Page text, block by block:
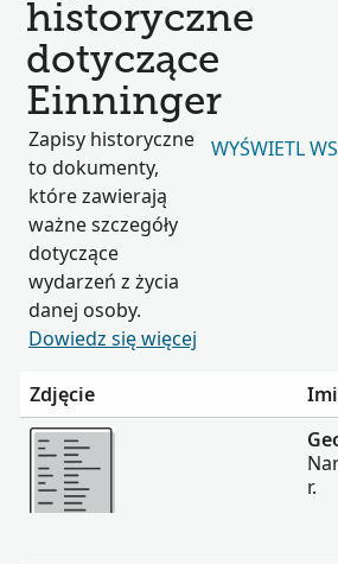
historyczne
dotyczące
Einninger
Zapisy historyczne
to dokumenty,
które zawierają
ważne szczegóły
dotyczące
wydarzeń z życia
danej osoby.
Dowiedz się więcej
WYŚWIETL
Zdjęcie
Więcej
r.